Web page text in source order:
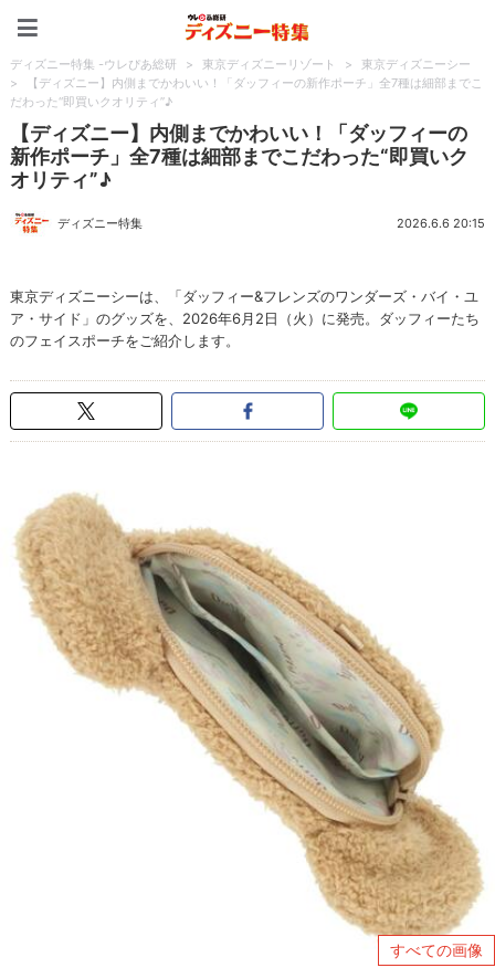
ディズニー特集 -ウレぴあ総研 > 東京ディズニーリゾート >
東京ディズニーシー
>
【ディズニー】内側までかわいい！「ダッフィーの新作ポーチ」全7種は細部までこ
だわった“即買いクオリティ”♪
【ディズニー】内側までかわいい！「ダッフィーの
新作ポーチ」全7種は細部までこだわった“即買いク
オリティ”♪
ディズニー特集 2026.6.6 20:15
東京ディズニーシーは、「ダッフィー&フレンズのワンダーズ・バイ・ユ
ア・サイド」のグッズを、2026年6月2日（火）に発売。ダッフィーたち
のフェイスポーチをご紹介します。
すべての画像